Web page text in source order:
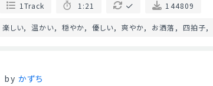
1Track 1:21 144809
楽しい 温かい 穏やか 優しい 爽やか お洒落 四拍子
by かずち